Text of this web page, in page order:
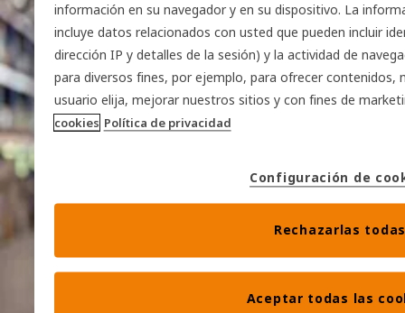
información en su navegador y en su dispositivo. La
incluye datos relacionados con usted que pueden incluir
dirección IP y detalles de la sesión) y la actividad de
para diversos fines, por ejemplo, para ofrecer contenidos,
usuario elija, mejorar nuestros sitios y con fines de
cookies Política de privacidad
Configuración de
Rechazarlas todas
Aceptar todas las